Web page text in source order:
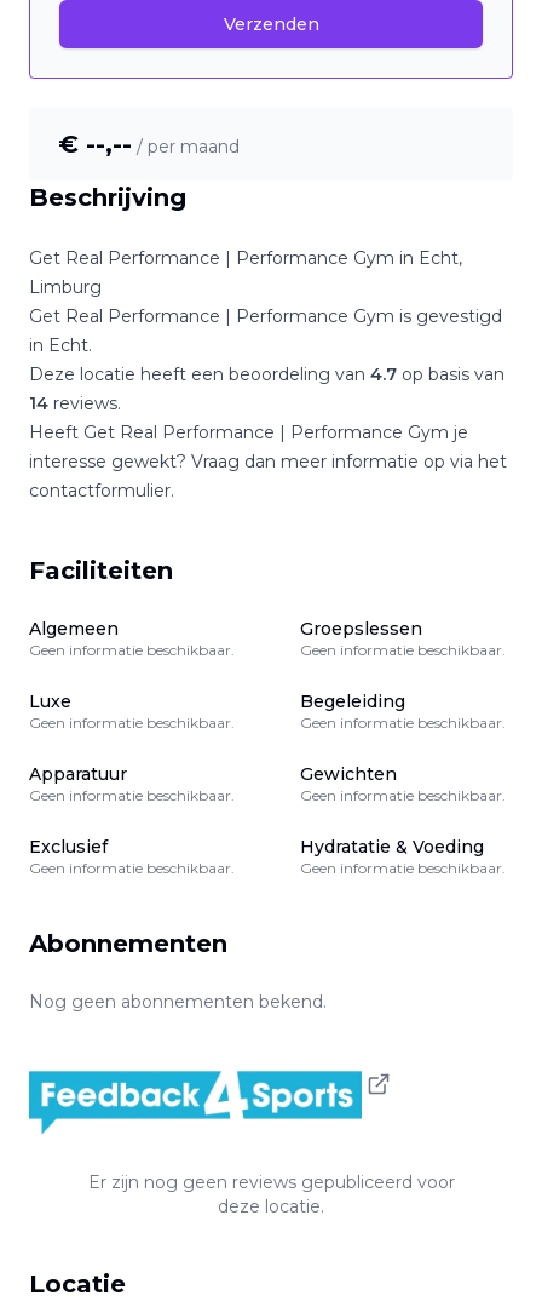
Beschrijving
Get Real Performance | Performance Gym in Echt,
Limburg
Get Real Performance | Performance Gym is gevestigd
in Echt.
Deze locatie heeft een beoordeling van 4.7 op basis van
14 reviews.
Heeft Get Real Performance | Performance Gym je
interesse gewekt? Vraag dan meer informatie op via het
contactformulier.
Faciliteiten
Algemeen
Geen informatie beschikbaar.
Groepslessen
Geen informatie beschikbaar.
Luxe
Geen informatie beschikbaar.
Begeleiding
Geen informatie beschikbaar.
Apparatuur
Geen informatie beschikbaar.
Gewichten
Geen informatie beschikbaar.
Exclusief
Geen informatie beschikbaar.
Hydratatie & Voeding
Geen informatie beschikbaar.
Abonnementen
Nog geen abonnementen bekend.
Verzenden
€ --,-- / per maand
Er zijn nog geen reviews gepubliceerd voor
deze locatie.
Locatie